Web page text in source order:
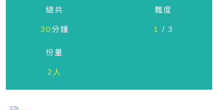
總共
30分鐘
難度
1 / 3
份量
2人